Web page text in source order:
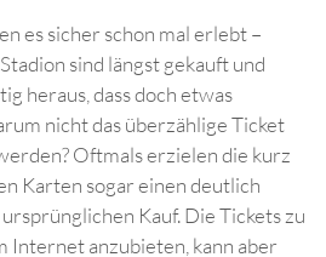
es sicher schon mal erlebt –
sind längst gekauft und
heraus, dass doch etwas
nicht das überzählige Ticket
Oftmals erzielen die kurz
Karten sogar einen deutlich
Kauf. Die Tickets zu
Internet anzubieten, kann aber